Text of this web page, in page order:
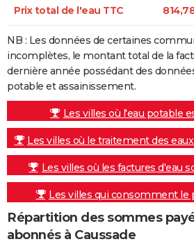
Prix total de l'eau TTC
NB : Les données de certaines
incomplètes, le montant total de la
dernière année possédant des
potable et assainissement.
Les villes où l'eau potable
Les villes où le traitement des
Les villes où les factures d'eau
Les villes qui consomment le
Répartition des sommes
abonnés à Caussade